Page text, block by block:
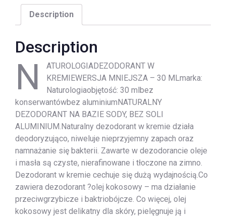
Description
Description
N
ATUROLOGIADEZODORANT W
KREMIEWERSJA MNIEJSZA – 30 MLmarka:
Naturologiaobjętość: 30 mlbez
konserwantówbez aluminiumNATURALNY
DEZODORANT NA BAZIE SODY, BEZ SOLI
ALUMINIUM.Naturalny dezodorant w kremie działa
deodoryzująco, niweluje nieprzyjemny zapach oraz
namnażanie się bakterii. Zawarte w dezodorancie oleje
i masła są czyste, nierafinowane i tłoczone na zimno.
Dezodorant w kremie cechuje się dużą wydajnością.Co
zawiera dezodorant ?olej kokosowy – ma działanie
przeciwgrzybicze i baktriobójcze. Co więcej, olej
kokosowy jest delikatny dla skóry, pielęgnuje ją i